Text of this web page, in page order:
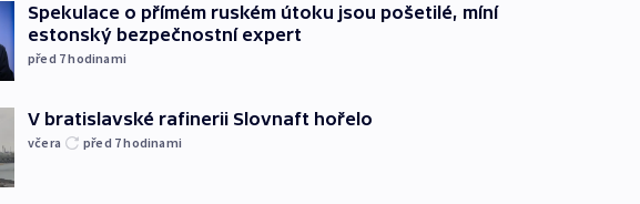
Spekulace o přímém ruském útoku jsou pošetilé, míní
estonský bezpečnostní expert
před 7hodinami
V bratislavské rafinerii Slovnaft hořelo
včera před 7hodinami